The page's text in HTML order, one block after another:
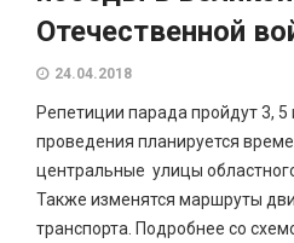
Отечественной
24.04.2018
Репетиции парада пройдут 3,
проведения планируется
центральные улицы
Также изменятся маршруты
транспорта. Подробнее со